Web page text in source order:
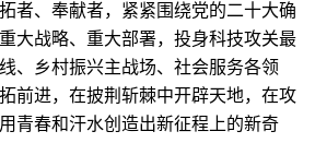
者、奉献者，紧紧围绕党的二十大确
大战略、重大部署，投身科技攻关最
、乡村振兴主战场、社会服务各领
前进，在披荆斩棘中开辟天地，在攻
青春和汗水创造出新征程上的新奇